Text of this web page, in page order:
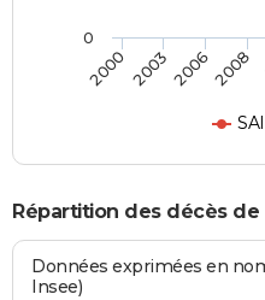
2000 200320062008
0
Répartition des décès de
Données exprimées en
Insee)